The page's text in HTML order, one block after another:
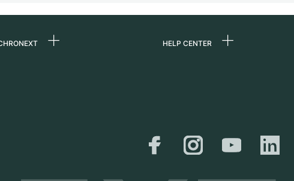
HELP CENTER
Versand &
Rückgaberecht